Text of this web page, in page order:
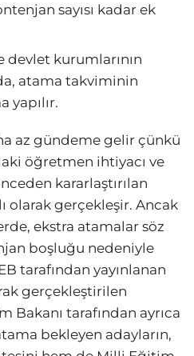
sayısı kadar ek
devlet kurumlarının
atama takviminin
yapılır.
az gündeme gelir çünkü
öğretmen ihtiyacı ve
kararlaştırılan
olarak gerçekleşir. Ancak
ekstra atamalar söz
boşluğu nedeniyle
tarafından yayınlanan
gerçekleştirilen
Bakanı tarafından ayrıca
bekleyen adayların,